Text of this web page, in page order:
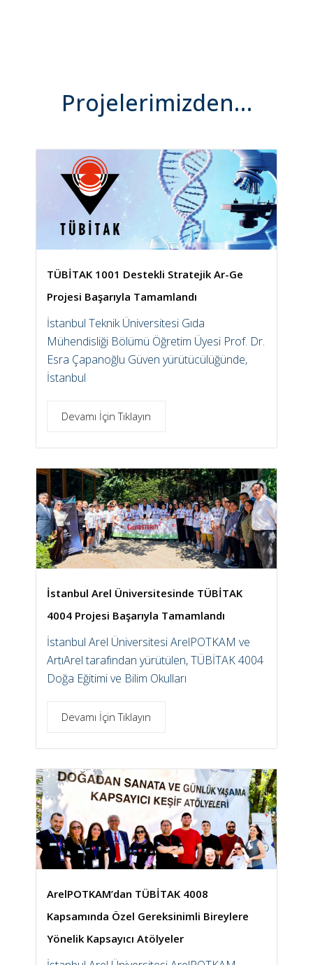
Projelerimizden…
TÜBİTAK 1001 Destekli Stratejik Ar-Ge
Projesi Başarıyla Tamamlandı
İstanbul Teknik Üniversitesi Gıda
Mühendisliği Bölümü Öğretim Üyesi Prof. Dr.
Esra Çapanoğlu Güven yürütücülüğünde,
İstanbul
Devamı İçin Tıklayın
İstanbul Arel Üniversitesinde TÜBİTAK
4004 Projesi Başarıyla Tamamlandı
İstanbul Arel Üniversitesi ArelPOTKAM ve
ArtıArel tarafından yürütülen, TÜBİTAK 4004
Doğa Eğitimi ve Bilim Okulları
Devamı İçin Tıklayın
ArelPOTKAM’dan TÜBİTAK 4008
Kapsamında Özel Gereksinimli Bireylere
Yönelik Kapsayıcı Atölyeler